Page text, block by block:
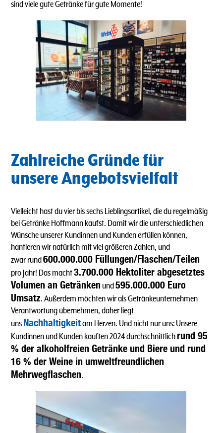
sind viele gute Getränke für gute Momente!
Zahlreiche Gründe für
unsere Angebotsvielfalt
Vielleicht hast du vier bis sechs Lieblingsartikel, die du regelmäßig
bei Getränke Hoffmann kaufst. Damit wir die unterschiedlichen
Wünsche unserer Kundinnen und Kunden erfüllen können,
hantieren wir natürlich mit viel größeren Zahlen, und
zwar rund600.000.000 Füllungen/Flaschen/Teilen
pro Jahr! Das macht3.700.000 Hektoliter abgesetztes
Volumen an Getränken und595.000.000 Euro
Umsatz. Außerdem möchten wir als Getränkeunternehmen
Verantwortung übernehmen, daher liegt
uns Nachhaltigkeitam Herzen. Und nicht nur uns: Unsere
Kundinnen und Kunden kauften 2024 durchschnittlich rund 95
% der alkoholfreien Getränke und Biere und rund
16 % der Weine in umweltfreundlichen
Mehrwegflaschen.